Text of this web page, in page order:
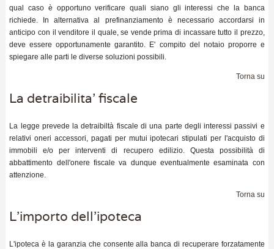
qual caso è opportuno verificare quali siano gli interessi che la banca
richiede. In alternativa al prefinanziamento è necessario accordarsi in
anticipo con il venditore il quale, se vende prima di incassare tutto il prezzo,
deve essere opportunamente garantito. E' compito del notaio proporre e
spiegare alle parti le diverse soluzioni possibili.
Torna su
La detraibilita' fiscale
La legge prevede la detraibiltà fiscale di una parte degli interessi passivi e
relativi oneri accessori, pagati per mutui ipotecari stipulati per l'acquisto di
immobili e/o per interventi di recupero edilizio. Questa possibilità di
abbattimento dell'onere fiscale va dunque eventualmente esaminata con
attenzione.
Torna su
L'importo dell'ipoteca
L'ipoteca è la garanzia che consente alla banca di recuperare forzatamente